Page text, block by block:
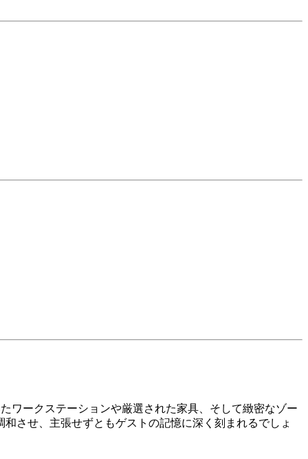
ワークステーションや厳選された家具、そして緻密なゾー
させ、主張せずともゲストの記憶に深く刻まれるでしょ